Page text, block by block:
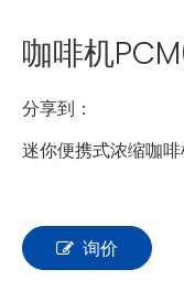
咖啡机
分享到：
迷你便携式浓缩咖
询价